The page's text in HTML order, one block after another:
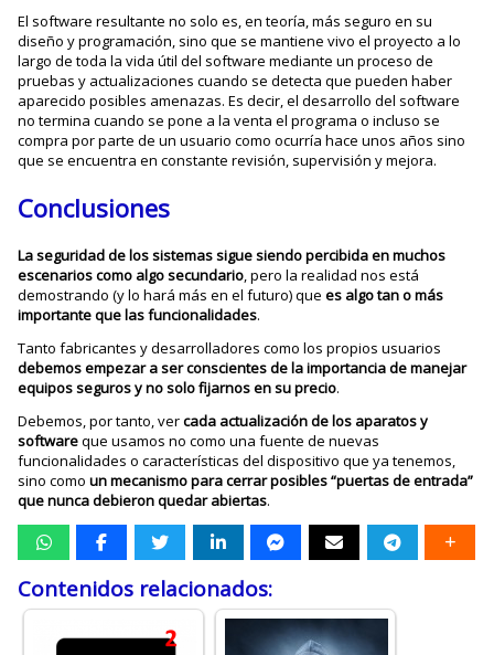
El software resultante no solo es, en teoría, más seguro en su
diseño y programación, sino que se mantiene vivo el proyecto a lo
largo de toda la vida útil del software mediante un proceso de
pruebas y actualizaciones cuando se detecta que pueden haber
aparecido posibles amenazas. Es decir, el desarrollo del software
no termina cuando se pone a la venta el programa o incluso se
compra por parte de un usuario como ocurría hace unos años sino
que se encuentra en constante revisión, supervisión y mejora.
Conclusiones
La seguridad de los sistemas sigue siendo percibida en muchos
escenarios como algo secundario, pero la realidad nos está
demostrando (y lo hará más en el futuro) quees algo tan o más
importante que las funcionalidades.
Tanto fabricantes y desarrolladores como los propios usuarios
debemos empezar a ser conscientes de la importancia de manejar
equipos seguros y no solo fijarnos en su precio.
Debemos, por tanto, vercada actualización de los aparatos y
softwareque usamos no como una fuente de nuevas
funcionalidades o características del dispositivo que ya tenemos,
sino comoun mecanismo para cerrar posibles “puertas de entrada”
que nunca debieron quedar abiertas.
Contenidos relacionados: